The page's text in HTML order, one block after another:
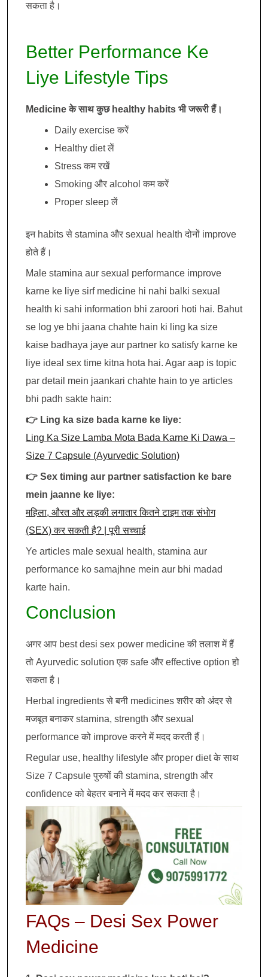
सकता है।
Better Performance Ke
Liye Lifestyle Tips
Medicine के साथ कुछ healthy habits भी जरूरी हैं।
Daily exercise करें
Healthy diet लें
Stress कम रखें
Smoking और alcohol कम करें
Proper sleep लें
इन habits से stamina और sexual health दोनों improve
होते हैं।
Male stamina aur sexual performance improve
karne ke liye sirf medicine hi nahi balki sexual
health ki sahi information bhi zaroori hoti hai. Bahut
se log ye bhi jaana chahte hain ki ling ka size
kaise badhaya jaye aur partner ko satisfy karne ke
liye ideal sex time kitna hota hai. Agar aap is topic
par detail mein jaankari chahte hain to ye articles
bhi padh sakte hain:
👉 Ling ka size bada karne ke liye:
Ling Ka Size Lamba Mota Bada Karne Ki Dawa –
Size 7 Capsule (Ayurvedic Solution)
👉 Sex timing aur partner satisfaction ke bare
mein jaanne ke liye:
महिला, औरत और लड़की लगातार कितने टाइम तक संभोग
(SEX) कर सकती है? | पूरी सच्चाई
Ye articles male sexual health, stamina aur
performance ko samajhne mein aur bhi madad
karte hain.
Conclusion
अगर आप best desi sex power medicine की तलाश में हैं
तो Ayurvedic solution एक safe और effective option हो
सकता है।
Herbal ingredients से बनी medicines शरीर को अंदर से
मजबूत बनाकर stamina, strength और sexual
performance को improve करने में मदद करती हैं।
Regular use, healthy lifestyle और proper diet के साथ
Size 7 Capsule पुरुषों की stamina, strength और
confidence को बेहतर बनाने में मदद कर सकता है।
FAQs – Desi Sex Power
Medicine